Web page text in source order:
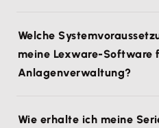
Welche
meine Lexware-Software
Anlagenverwaltung?
Wie erhalte ich meine